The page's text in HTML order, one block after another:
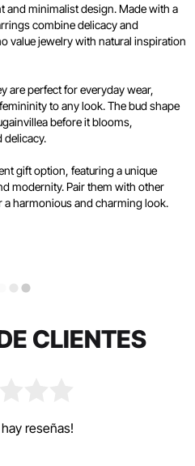
and minimalist design. Made with a
combine delicacy and
value jewelry with natural inspiration
are perfect for everyday wear,
to any look. The bud shape
before it blooms,
delicacy.
gift option, featuring a unique
modernity. Pair them with other
harmonious and charming look.
CLIENTES
hay reseñas!